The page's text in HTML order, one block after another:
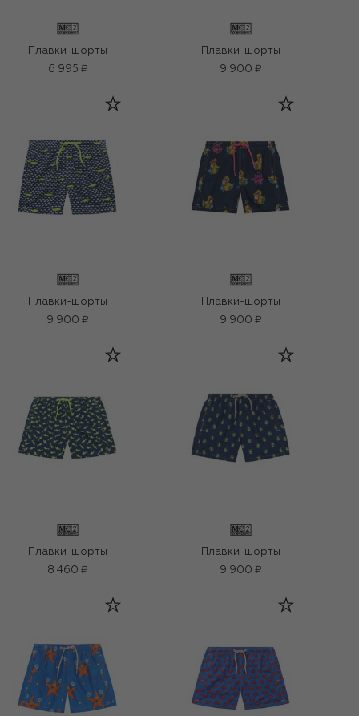
Плавки-шорты
6 995 ₽
Плавки-шорты
9 900 ₽
Плавки-шорты
9 900 ₽
Плавки-шорты
9 900 ₽
Плавки-шорты
8 460 ₽
Плавки-шорты
9 900 ₽